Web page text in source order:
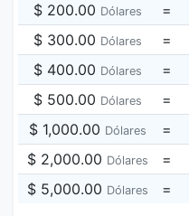
$ 200.00 Dólares =
$ 300.00 Dólares =
$ 400.00 Dólares =
$ 500.00 Dólares =
$ 1,000.00 Dólares =
$ 2,000.00 Dólares =
$ 5,000.00 Dólares =